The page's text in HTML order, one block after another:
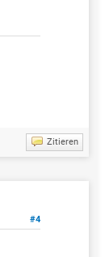
Zitieren
#4